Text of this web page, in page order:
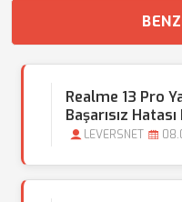
Realme 13 Pro
Başarısız
LEVERSNET